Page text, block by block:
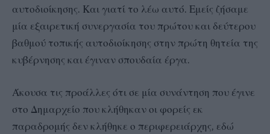
αυτοδιοίκησης. Και γιατί το λέω αυτό. Εμείς ζήσαμε
μία εξαιρετική συνεργασία του πρώτου και δεύτερου
βαθμού τοπικής αυτοδιοίκησης στην πρώτη θητεία της
κυβέρνησης και έγιναν σπουδαία έργα.
Άκουσα τις προάλλες ότι σε μία συνάντηση που έγινε
στο Δημαρχείο που κλήθηκαν οι φορείς εκ
παραδρομής δεν κλήθηκε ο περιφερειάρχης, εδώ